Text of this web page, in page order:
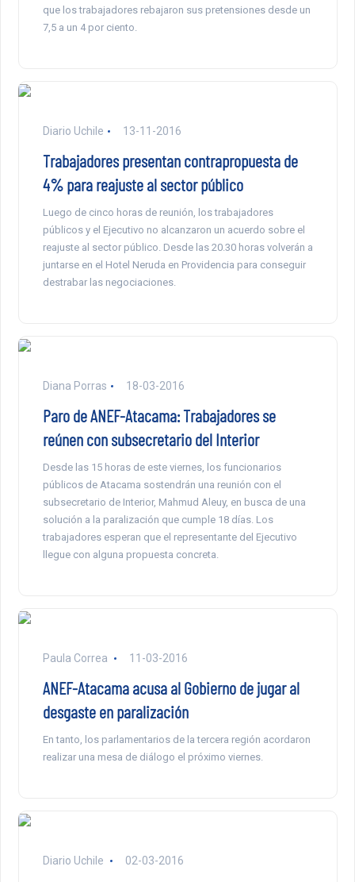
que los trabajadores rebajaron sus pretensiones desde un
7,5 a un 4 por ciento.
Diario Uchile 13-11-2016
Trabajadores presentan contrapropuesta de
4% para reajuste al sector público
Luego de cinco horas de reunión, los trabajadores
públicos y el Ejecutivo no alcanzaron un acuerdo sobre el
reajuste al sector público. Desde las 20.30 horas volverán a
juntarse en el Hotel Neruda en Providencia para conseguir
destrabar las negociaciones.
Diana Porras 18-03-2016
Paro de ANEF-Atacama: Trabajadores se
reúnen con subsecretario del Interior
Desde las 15 horas de este viernes, los funcionarios
públicos de Atacama sostendrán una reunión con el
subsecretario de Interior, Mahmud Aleuy, en busca de una
solución a la paralización que cumple 18 días. Los
trabajadores esperan que el representante del Ejecutivo
llegue con alguna propuesta concreta.
Paula Correa 11-03-2016
ANEF-Atacama acusa al Gobierno de jugar al
desgaste en paralización
En tanto, los parlamentarios de la tercera región acordaron
realizar una mesa de diálogo el próximo viernes.
Diario Uchile 02-03-2016